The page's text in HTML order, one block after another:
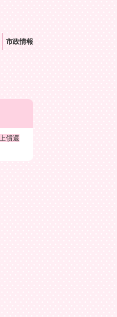
市政情報
償還